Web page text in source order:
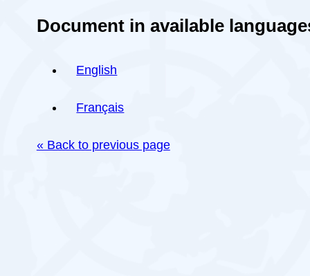
Document in available
English
Français
« Back to previous page